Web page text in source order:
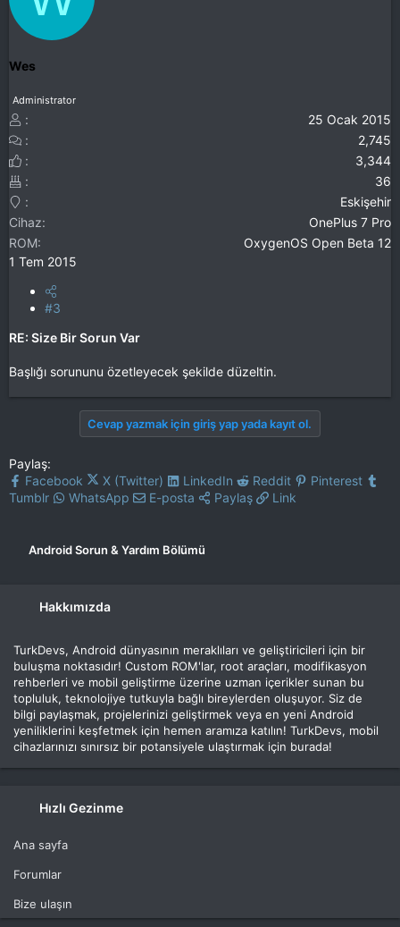
Wes
Administrator
25 Ocak 2015
2,745
3,344
36
Eskişehir
Cihaz
OnePlus 7 Pro
ROM
OxygenOS Open Beta 12
1 Tem 2015
#3
RE: Size Bir Sorun Var
Başlığı sorununu özetleyecek şekilde düzeltin.
Cevap yazmak için giriş yap yada kayıt ol.
Paylaş:
Facebook
X (Twitter) LinkedIn Reddit
Pinterest
Tumblr
WhatsApp E-posta Paylaş Link
Android Sorun & Yardım Bölümü
Hakkımızda
TurkDevs, Android dünyasının meraklıları ve geliştiricileri için bir
buluşma noktasıdır! Custom ROM'lar, root araçları, modifikasyon
rehberleri ve mobil geliştirme üzerine uzman içerikler sunan bu
topluluk, teknolojiye tutkuyla bağlı bireylerden oluşuyor. Siz de
bilgi paylaşmak, projelerinizi geliştirmek veya en yeni Android
yeniliklerini keşfetmek için hemen aramıza katılın! TurkDevs, mobil
cihazlarınızı sınırsız bir potansiyele ulaştırmak için burada!
Hızlı Gezinme
Ana sayfa
Forumlar
Bize ulaşın